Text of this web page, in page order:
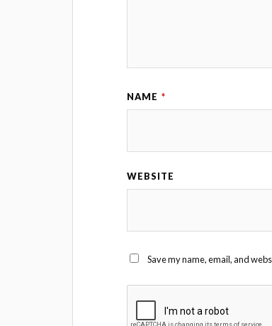
NAME *
WEBSITE
Save my name, email, and